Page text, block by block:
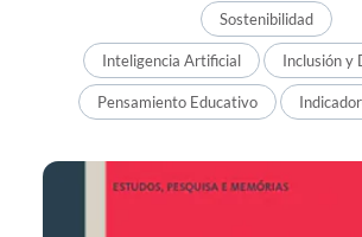
Sostenibilidad
Inteligencia Artificial Inclusión y
Pensamiento Educativo